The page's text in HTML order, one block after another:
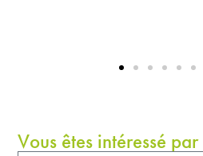
Vous êtes intéressé